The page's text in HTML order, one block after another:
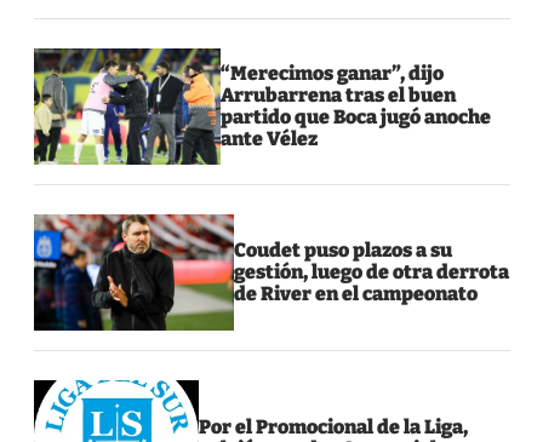
“Merecimos ganar”, dijo
Arrubarrena tras el buen
partido que Boca jugó anoche
ante Vélez
Coudet puso plazos a su
gestión, luego de otra derrota
de River en el campeonato
Por el Promocional de la Liga,